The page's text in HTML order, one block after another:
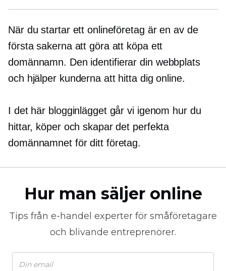
När du startar ett onlineföretag är en av de
första sakerna att göra att köpa ett
domännamn. Den identifierar din webbplats
och hjälper kunderna att hitta dig online.
I det här blogginlägget går vi igenom hur du
hittar, köper och skapar det perfekta
domännamnet för ditt företag.
Hur man säljer online
Tips från e-handel experter för småföretagare
och blivande entreprenörer.